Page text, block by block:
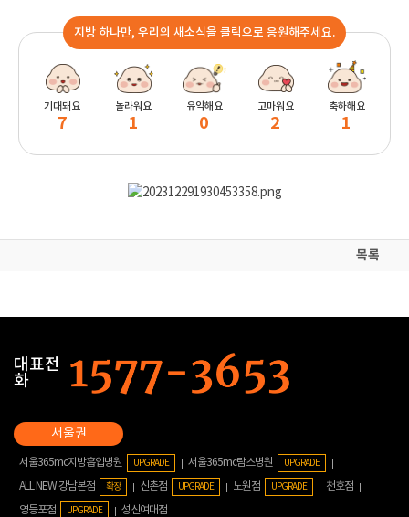
지방 하나만, 우리의 새소식을 클릭으로 응원해주세요.
기대돼요
7
놀라워요
1
유익해요
0
고마워요
2
축하해요
1
목록
대표전
화
서울365mc지방흡입병원 UPGRADE 서울365mc람스병원 UPGRADE
ALL NEW 강남본점 확장 신촌점 UPGRADE 노원점 UPGRADE
천호점
영등포점
UPGRADE 성신여대점